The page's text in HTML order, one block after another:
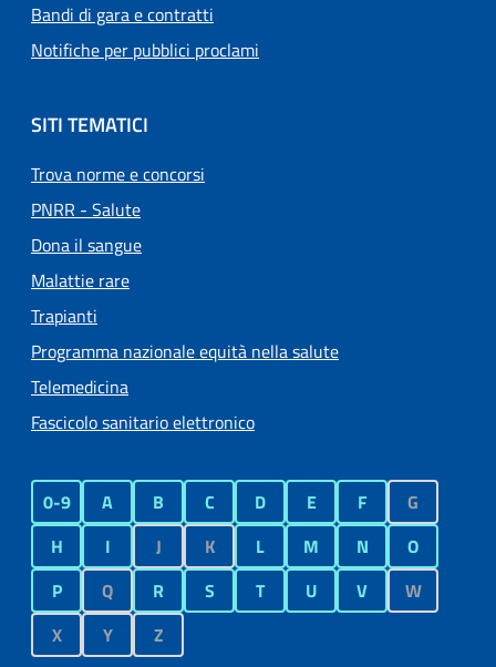
Bandi di gara e contratti
Notifiche per pubblici proclami
SITI TEMATICI
Trova norme e concorsi
PNRR - Salute
Dona il sangue
Malattie rare
Trapianti
Programma nazionale equità nella salute
Telemedicina
Fascicolo sanitario elettronico
0-9 A B C D E F
G
H
I J K L M N
O
P
Q R S T U V
W
X
Y Z